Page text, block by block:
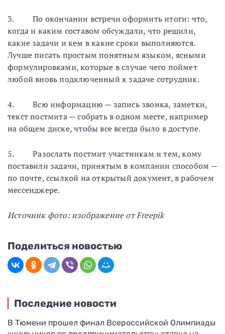
3. По окончании встречи оформить итоги: что,
когда и каким составом обсуждали, что решили,
какие задачи и кем в какие сроки выполняются.
Лучше писать простым понятным языком, ясными
формулировками, которые в случае чего поймет
любой вновь подключенный к задаче сотрудник.
4. Всю информацию — запись звонка, заметки,
текст постмита — собрать в одном месте, например
на общем диске, чтобы все всегда было в доступе.
5. Разослать постмит участникам и тем, кому
поставили задачи, принятым в компании способом —
по почте, ссылкой на открытый документ, в рабочем
мессенджере.
Источник фото: изображение от Freepik
Поделиться новостью
Последние новости
В Тюмени прошел финал Всероссийской Олимпиады